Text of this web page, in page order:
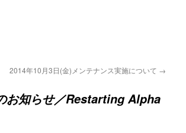
2014年10月3日(金)メンテナンス実施について →
お知らせ／Restarting Alpha